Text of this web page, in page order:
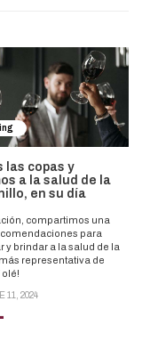
las copas y
a la salud de la
en su día
compartimos una
para
y brindar a la salud de la
representativa de
olé!
11, 2024